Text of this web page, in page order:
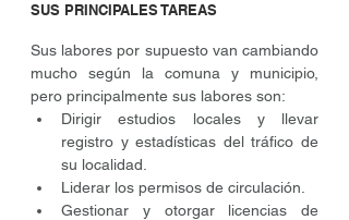
SUS PRINCIPALES TAREAS
Sus labores por supuesto van cambiando
mucho según la comuna y municipio,
pero principalmente sus labores son:
Dirigir estudios locales y llevar
registro y estadísticas del tráfico de
su localidad.
Liderar los permisos de circulación.
Gestionar y otorgar licencias de